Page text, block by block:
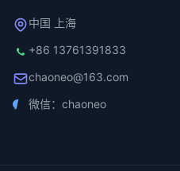
中国 上海
+86 13761391833
chaoneo@163.com
微信：chaoneo